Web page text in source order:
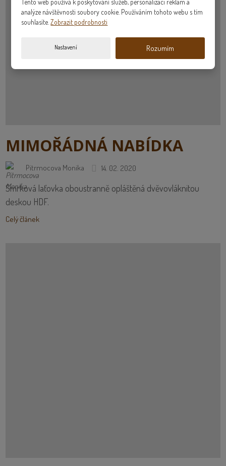
MIMOŘÁDNÁ NABÍDKA
Pitrmocova Monika 14. 02. 2020
Smrková laťovka oboustranně opláštěná dvěvovláknitou
deskou HDF.
Celý článek
Tento web používá k poskytování služeb, personalizaci reklam a
analýze návštěvnosti soubory cookie. Používáním tohoto webu s tím
souhlasíte.Zobrazit podrobnosti
Nastavení Rozumím